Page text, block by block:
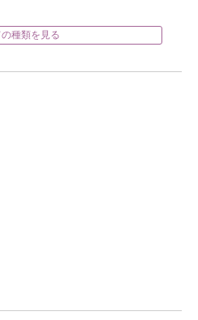
種類を見る